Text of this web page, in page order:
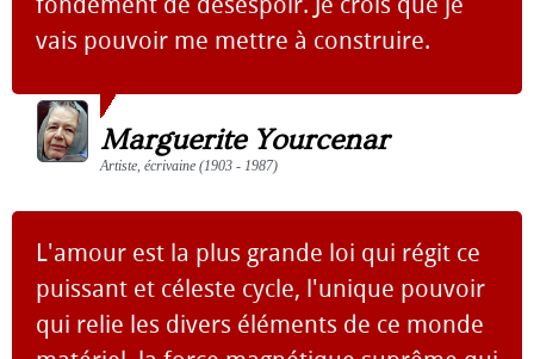
vais pouvoir me mettre à construire.
Marguerite Yourcenar
Artiste, écrivaine (1903 - 1987)
L'amour est la plus grande loi qui régit ce
puissant et céleste cycle, l'unique pouvoir
qui relie les divers éléments de ce monde